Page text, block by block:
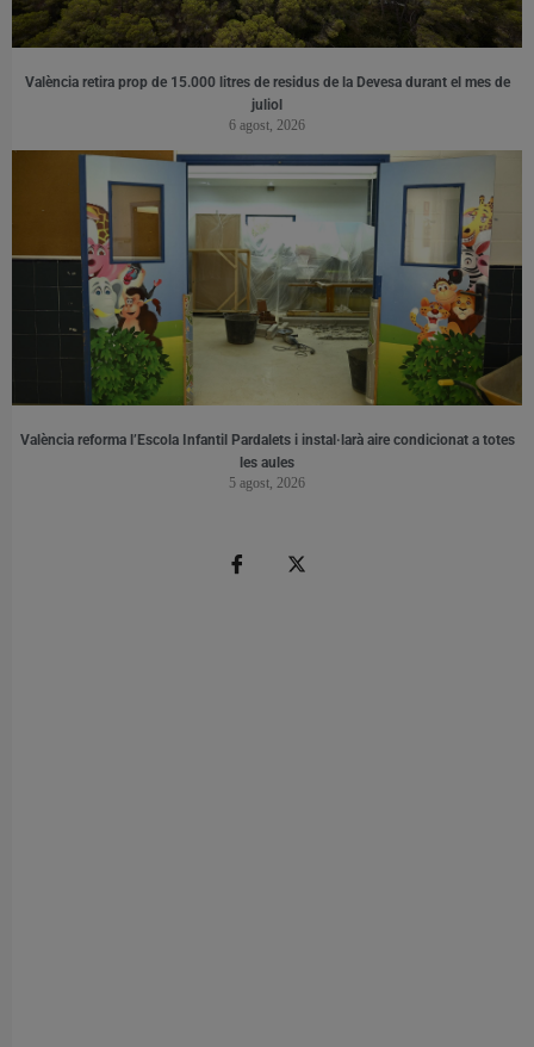
València retira prop de 15.000 litres de residus de la Devesa durant el mes de
juliol
6 agost, 2026
València reforma l’Escola Infantil Pardalets i instal·larà aire condicionat a totes
les aules
5 agost, 2026